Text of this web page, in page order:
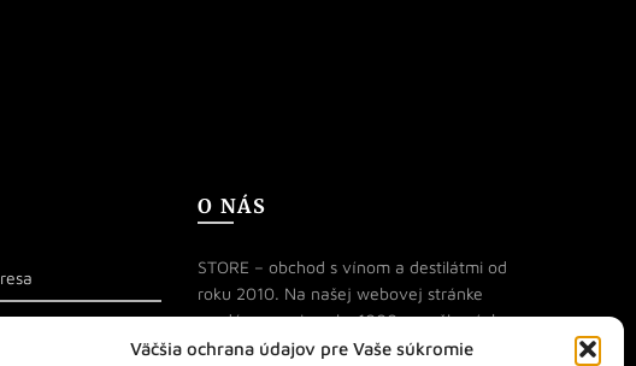
Väčšia ochrana údajov pre Vaše súkromie
O NÁS
STORE – obchod s vínom a destilátmi od
roku 2010. Na našej webovej stránke
predávame viac ako 1000+ značkových
produktov.